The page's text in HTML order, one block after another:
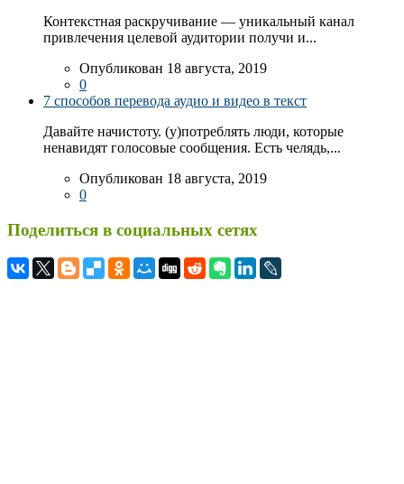
Контекстная раскручивание — уникальный канал
привлечения целевой аудитории получи и...
Опубликован 18 августа, 2019
0
7 способов перевода аудио и видео в текст
Давайте начистоту. (у)потреблять люди, которые
ненавидят голосовые сообщения. Есть челядь,...
Опубликован 18 августа, 2019
0
Поделиться в социальных сетях